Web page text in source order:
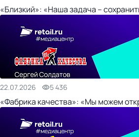
«Близкий»: «Наша задача –
22.07.2026 5 436
«Фабрика качества»: «Мы можем